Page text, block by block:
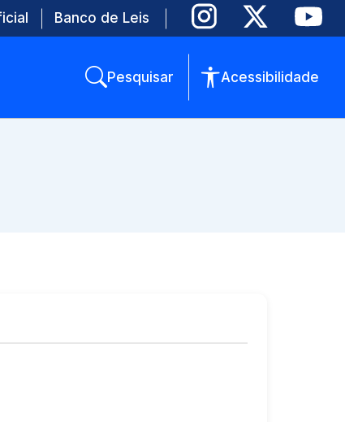
Banco de Leis
Pesquisar Acessibilidade